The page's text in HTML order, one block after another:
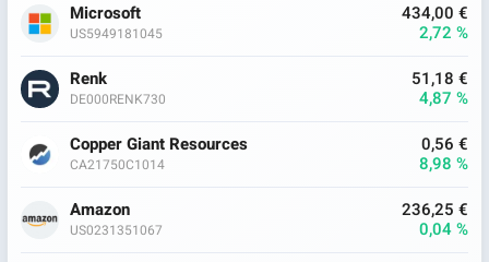
Microsoft
US5949181045
434,00 €
2,72 %
Renk
DE000RENK730
51,18 €
4,87 %
Copper Giant Resources
CA21750C1014
0,56 €
8,98 %
Amazon
US0231351067
236,25 €
0,04 %